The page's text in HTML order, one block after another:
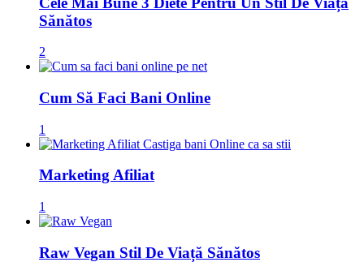
Sănătos
2
Cum Să Faci Bani Online
1
Marketing Afiliat
1
Raw Vegan Stil De Viață Sănătos